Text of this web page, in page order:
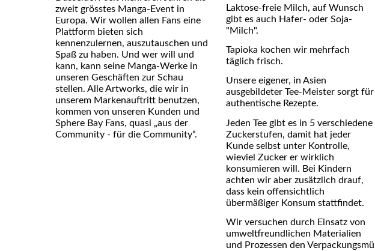
zweit grösstes Manga-Event in
Europa. Wir wollen allen Fans eine
Plattform bieten sich
kennenzulernen, auszutauschen und
Spaß zu haben. Und wer will und
kann, kann seine Manga-Werke in
unseren Geschäften zur Schau
stellen. Alle Artworks, die wir in
unserem Markenauftritt benutzen,
kommen von unseren Kunden und
Sphere Bay Fans, quasi „aus der
Community - für die Community“.
Laktose-freie Milch, auf Wunsch
gibt es auch Hafer- oder Soja-
"Milch".
Tapioka kochen wir mehrfach
täglich frisch.
Unsere eigener, in Asien
ausgebildeter Tee-Meister sorgt für
authentische Rezepte.
Jeden Tee gibt es in 5 verschiedene
Zuckerstufen, damit hat jeder
Kunde selbst unter Kontrolle,
wieviel Zucker er wirklich
konsumieren will. Bei Kindern
achten wir aber zusätzlich drauf,
dass kein offensichtlich
übermäßiger Konsum stattfindet.
Wir versuchen durch Einsatz von
umweltfreundlichen Materialien
und Prozessen den Verpackungsmüll